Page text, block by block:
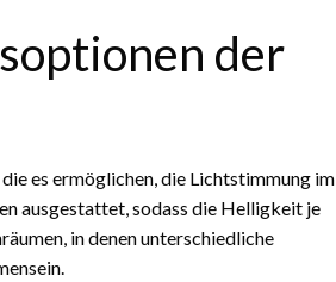
der
es ermöglichen, die Lichtstimmung im
ausgestattet, sodass die Helligkeit je
in denen unterschiedliche